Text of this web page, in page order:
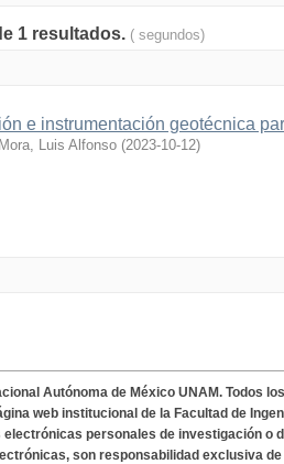
1 resultados. ( segundos)
e instrumentación geotécnica
Luis Alfonso (2023-10-12)
Autónoma de México UNAM. Todos
web institucional de la Facultad de
personales de investigación o
son responsabilidad exclusiva